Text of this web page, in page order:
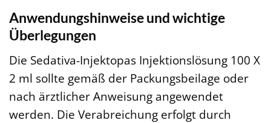
Anwendungshinweise und wichtige
Überlegungen
Die Sedativa-Injektopas Injektionslösung 100 X
2 ml sollte gemäß der Packungsbeilage oder
nach ärztlicher Anweisung angewendet
werden. Die Verabreichung erfolgt durch